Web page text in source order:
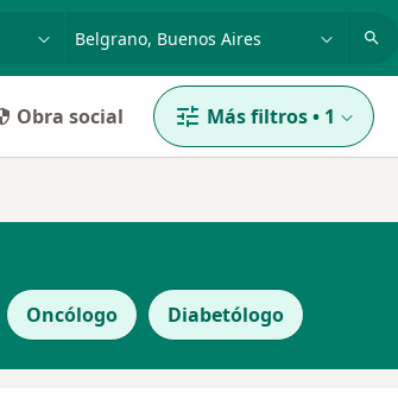
Obra social Más filtros• 1
Oncólogo Diabetólogo